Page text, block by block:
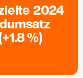
2024
%)